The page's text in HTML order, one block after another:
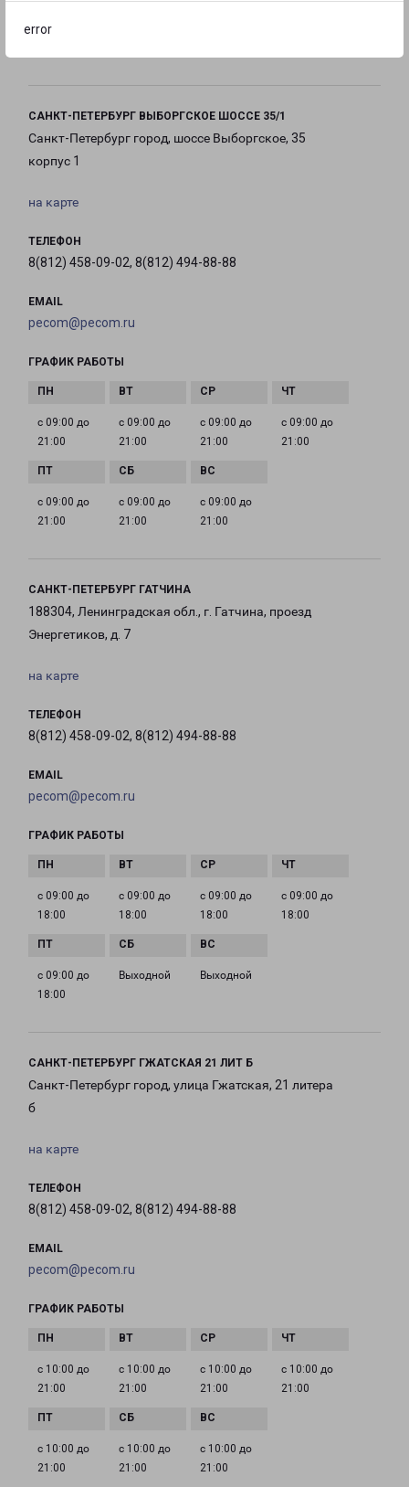
errorс 10:00 до
САНКТ-ПЕТЕРБУРГ ВЫБОРГСКОЕ ШОССЕ 35/1
Санкт-Петербург город, шоссе Выборгское, 35
корпус 1
на карте
ТЕЛЕФОН
8(812) 458-09-02, 8(812) 494-88-88
EMAIL
pecom@pecom.ru
ГРАФИК РАБОТЫ
с 09:00 до
21:00
с 09:00 до
21:00
с 09:00 до
21:00
с 09:00 до
21:00
с 09:00 до
21:00
с 09:00 до
21:00
с 09:00 до
21:00
САНКТ-ПЕТЕРБУРГ ГАТЧИНА
188304, Ленинградская обл., г. Гатчина, проезд
Энергетиков, д. 7
на карте
ТЕЛЕФОН
8(812) 458-09-02, 8(812) 494-88-88
EMAIL
pecom@pecom.ru
ГРАФИК РАБОТЫ
с 09:00 до
18:00
с 09:00 до
18:00
с 09:00 до
18:00
с 09:00 до
18:00
с 09:00 до
18:00
Выходной Выходной
САНКТ-ПЕТЕРБУРГ ГЖАТСКАЯ 21 ЛИТ Б
Санкт-Петербург город, улица Гжатская, 21 литера
б
на карте
ТЕЛЕФОН
8(812) 458-09-02, 8(812) 494-88-88
EMAIL
pecom@pecom.ru
ГРАФИК РАБОТЫ
с 10:00 до
21:00
с 10:00 до
21:00
с 10:00 до
21:00
с 10:00 до
21:00
с 10:00 до
21:00
с 10:00 до
21:00
с 10:00 до
21:00